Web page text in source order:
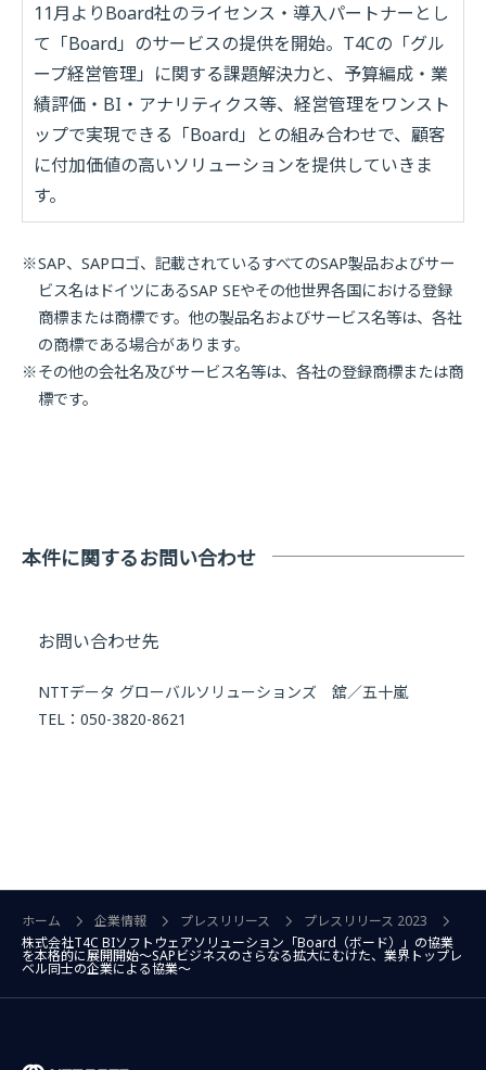
11月よりBoard社のライセンス・導入パートナーとし
て「Board」のサービスの提供を開始。 T4Cの「グル
ープ経営管理」に関する課題解決力と、予算編成・業
績評価・ BI ・アナリティクス等、経営管理をワンスト
ップで実現できる「Board」との組み合わせで、顧客
に付加価値の高いソリューションを提供していきま
す。
SAP、SAPロゴ、記載されているすべてのSAP製品およびサー
ビス名はドイツにあるSAP SEやその他世界各国における登録
商標または商標です。他の製品名およびサービス名等は、各社
の商標である場合があります。
その他の会社名及びサービス名等は、各社の登録商標または商
標です。
本件に関するお問い合わせ
お問い合わせ先
NTTデータ グローバルソリューションズ 舘／五十嵐
TEL：050-3820-8621
ホーム 企業情報 プレスリリース
プレスリリース 2023
株式会社T4C BIソフトウェアソリューション「Board（ボード）」の協業
を本格的に展開開始～SAPビジネスのさらなる拡大にむけた、業界トップレ
ベル同士の企業による協業～